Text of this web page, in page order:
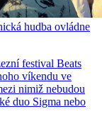
hudba ovládne
festival Beats
víkendu ve
nimiž nebudou
duo Sigma nebo